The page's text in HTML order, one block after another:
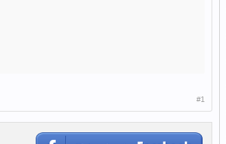
#1